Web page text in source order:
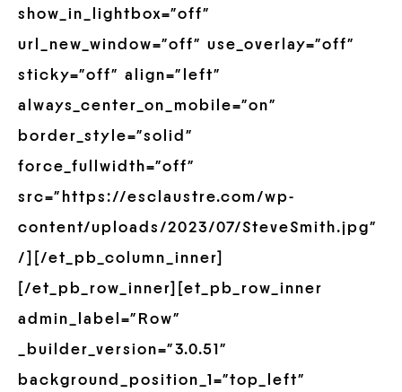
show_in_lightbox=”off”
url_new_window=”off” use_overlay=”off”
sticky=”off” align=”left”
always_center_on_mobile=”on”
border_style=”solid”
force_fullwidth=”off”
src=”https://esclaustre.com/wp-
content/uploads/2023/07/SteveSmith.jpg”
/][/et_pb_column_inner]
[/et_pb_row_inner][et_pb_row_inner
admin_label=”Row”
_builder_version=”3.0.51″
background_position_1=”top_left”